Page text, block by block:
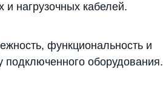
нагрузочных кабелей.
функциональность и
подключенного оборудования.